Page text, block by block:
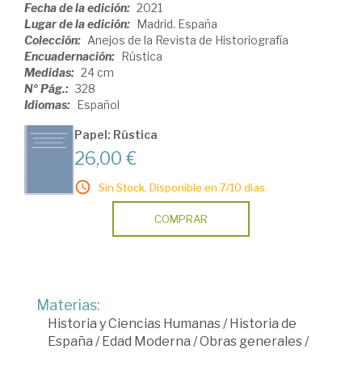
Fecha de la edición: 2021
Lugar de la edición: Madrid. España
Colección: Anejos de la Revista de Historiografía
Encuadernación: Rústica
Medidas: 24 cm
Nº Pág.: 328
Idiomas: Español
Papel: Rústica
26,00 €
Sin Stock. Disponible en 7/10 días.
COMPRAR
Materias:
Historia y Ciencias Humanas/ Historia de
España / Edad Moderna /Obras generales/